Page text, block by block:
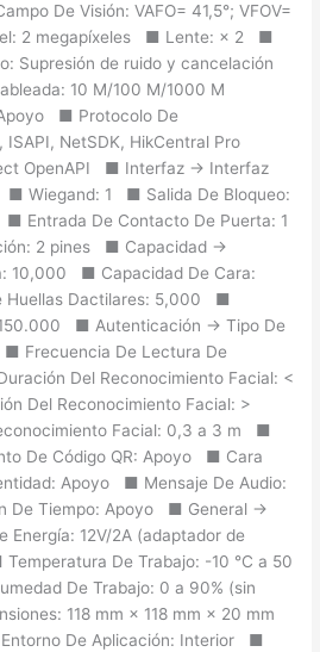
De Visión: VAFO= 41,5°; VFOV=
2 megapíxeles ■ Lente: × 2 ■
Supresión de ruido y cancelación
10 M/100 M/1000 M
■ Protocolo De
NetSDK, HikCentral Pro
OpenAPI ■ Interfaz -> Interfaz
Wiegand: 1 ■ Salida De Bloqueo:
Entrada De Contacto De Puerta: 1
2 pines ■ Capacidad ->
10,000 ■ Capacidad De Cara:
Dactilares: 5,000 ■
■ Autenticación -> Tipo De
Frecuencia De Lectura De
Del Reconocimiento Facial: <
Del Reconocimiento Facial: >
Facial: 0,3 a 3 m ■
De Código QR: Apoyo ■ Cara
Apoyo ■ Mensaje De Audio:
De Tiempo: Apoyo ■ General ->
Energía: 12V/2A (adaptador de
De Trabajo: -10 °C a 50
De Trabajo: 0 a 90% (sin
118 mm × 118 mm × 20 mm
De Aplicación: Interior ■